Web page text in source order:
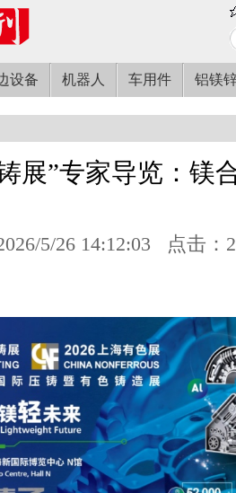
设备 机器人 车用件 铝镁
展”专家导览：镁
5/26 14:12:03
点击：